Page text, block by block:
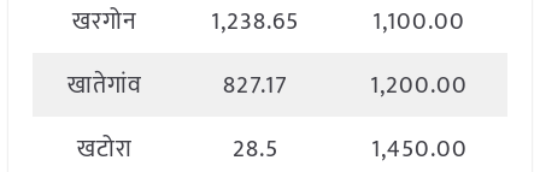
खरगोन
1,238.65
1,100.00
खातेगांव
827.17
1,200.00
खटोरा
28.5
1,450.00